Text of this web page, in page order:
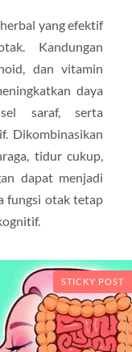
yang efektif
Kandungan
dan vitamin
daya
saraf, serta
Dikombinasikan
tidur cukup,
dapat menjadi
fungsi otak tetap
STICKY POST